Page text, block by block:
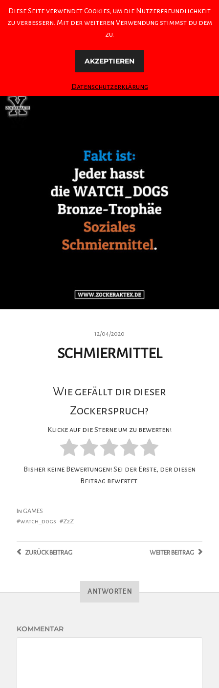
12/04/2020
SCHMIERMITTEL
Wie gefällt dir dieser
Zockerspruch?
Klicke auf die Sterne um zu bewerten!
Bisher keine Bewertungen! Sei der Erste, der diesen
Beitrag bewertet.
In GAMES
watch_dogs
Z2Z
WEITER BEITRAG
ZURÜCKBEITRAG
ANTWORTEN
KOMMENTAR
Diese Seite verwendet Cookies, um die Nutzerfreundlichkeit
zu verbessern. Mit der weiteren Verwendung stimmst du dem
zu.
AKZEPTIEREN
Datenschutzerklärung